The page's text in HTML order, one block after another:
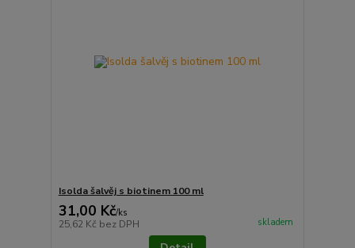
Isolda šalvěj s biotinem 100 ml
31,00 Kč/ks
25,62 Kč bez DPH skladem